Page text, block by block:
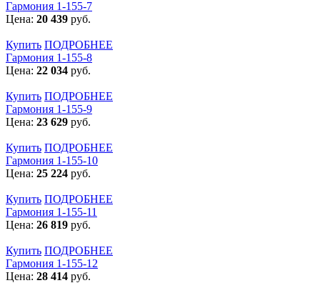
Гармония 1-155-7
Цена: 20 439 руб.
Купить ПОДРОБНЕЕ
Гармония 1-155-8
Цена: 22 034 руб.
Купить ПОДРОБНЕЕ
Гармония 1-155-9
Цена: 23 629 руб.
Купить ПОДРОБНЕЕ
Гармония 1-155-10
Цена: 25 224 руб.
Купить ПОДРОБНЕЕ
Гармония 1-155-11
Цена: 26 819 руб.
Купить ПОДРОБНЕЕ
Гармония 1-155-12
Цена: 28 414 руб.